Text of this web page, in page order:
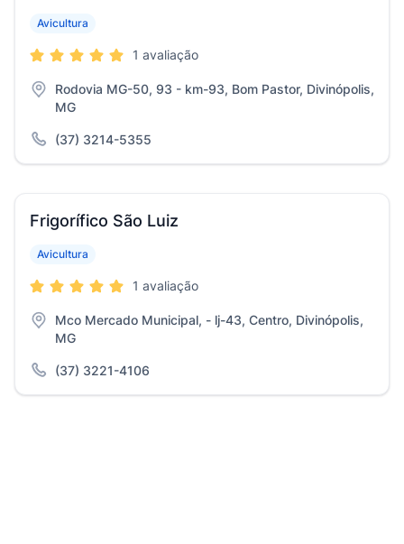
Avicultura
1 avaliação
Rodovia MG-50, 93 - km-93, Bom Pastor, Divinópolis,
MG
(37) 3214-5355
Frigorífico São Luiz
Avicultura
1 avaliação
Mco Mercado Municipal, - lj-43, Centro, Divinópolis,
MG
(37) 3221-4106